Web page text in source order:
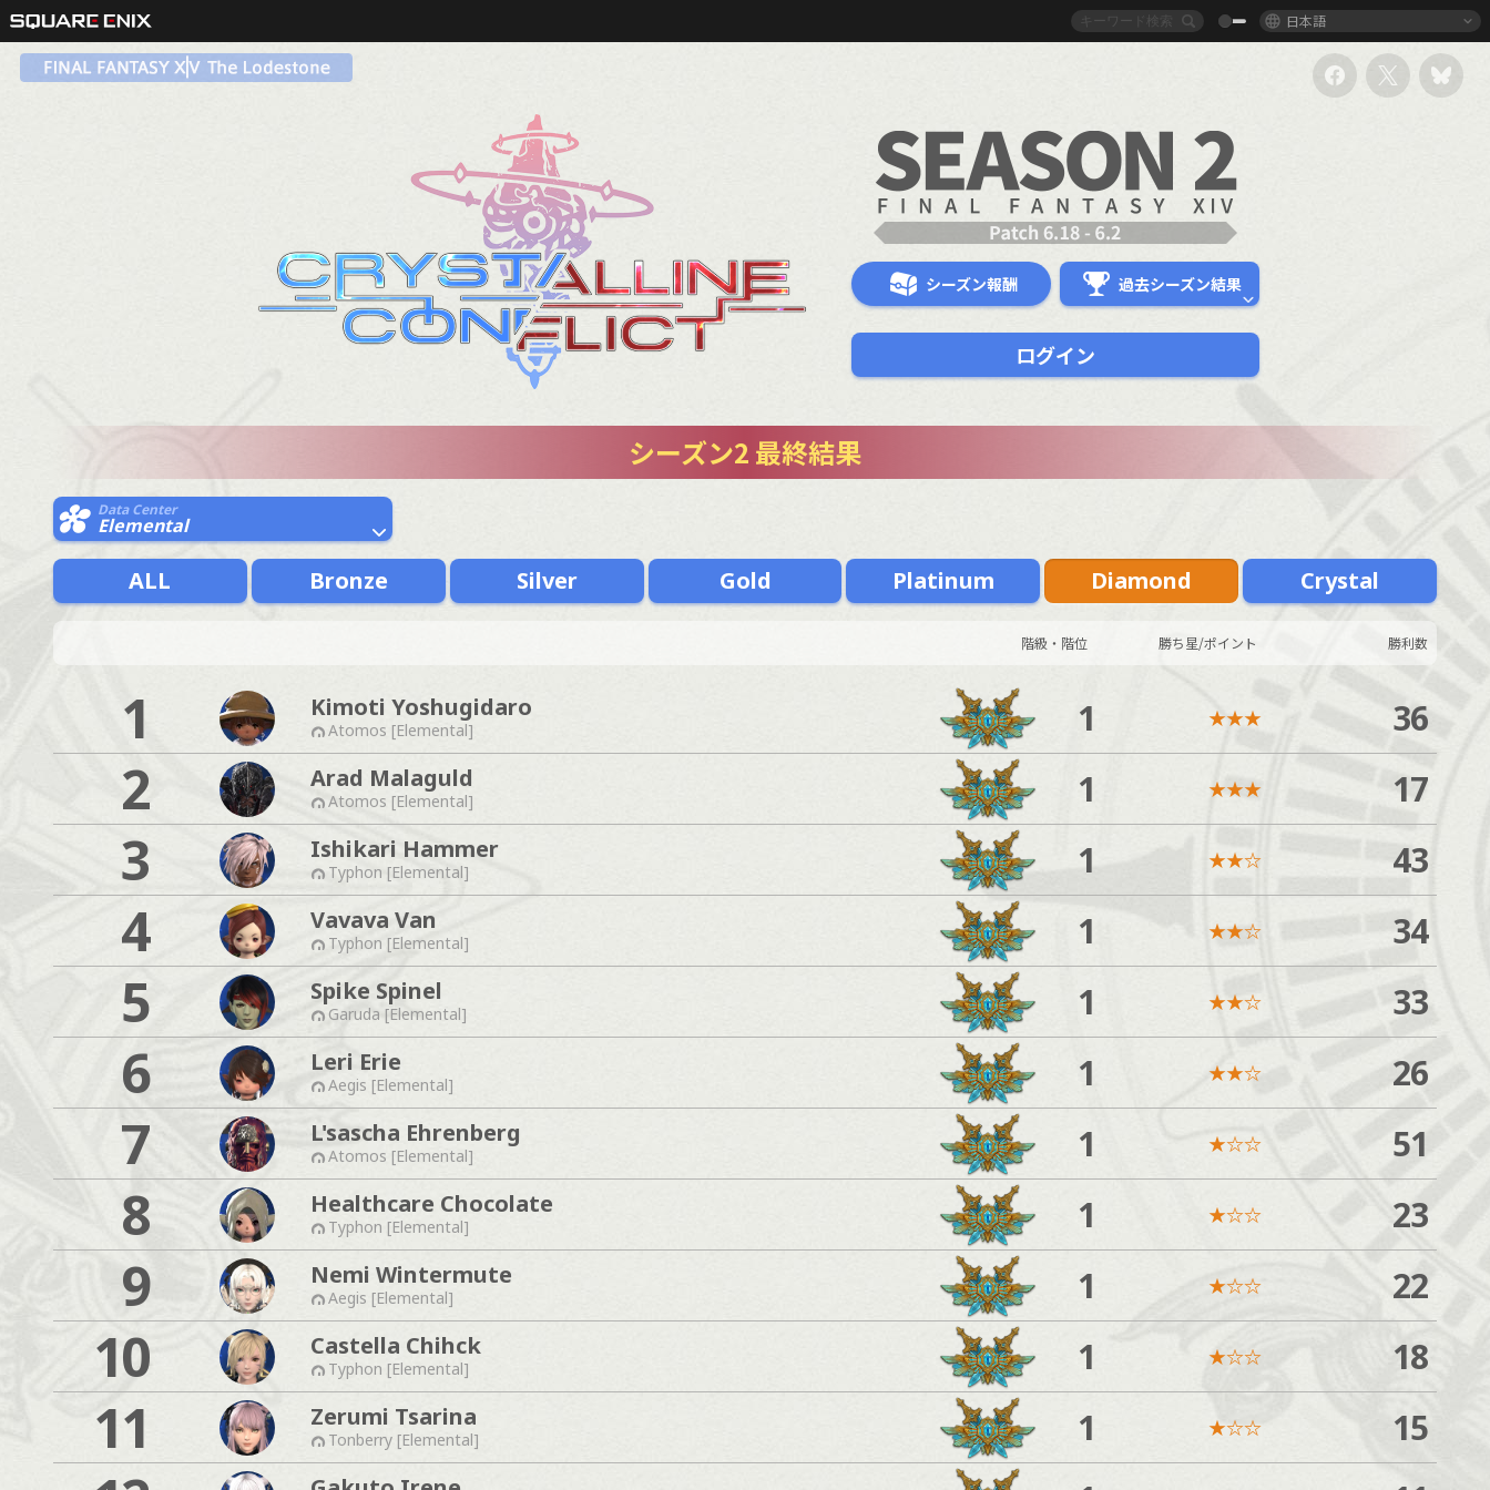
日本語
シーズン報酬 過去シーズン結果
ログイン
シーズン2 最終結果
Data Center
Elemental
ALL Bronze Silver Gold Platinum Diamond Crystal
階級・階位 勝ち星/ポイント 勝利数
1 Kimoti Yoshugidaro
Atomos [Elemental] 1 ★★★ 36
2 Arad Malaguld
Atomos [Elemental] 1 ★★★ 17
3 Ishikari Hammer
Typhon [Elemental] 1 ★★☆ 43
4 Vavava Van
Typhon [Elemental] 1 ★★☆ 34
5 Spike Spinel
Garuda [Elemental] 1 ★★☆ 33
6 Leri Erie
Aegis [Elemental] 1 ★★☆ 26
7 L'sascha Ehrenberg
Atomos [Elemental] 1 ★☆☆ 51
8 Healthcare Chocolate
Typhon [Elemental] 1 ★☆☆ 23
9 Nemi Wintermute
Aegis [Elemental] 1 ★☆☆ 22
10 Castella Chihck
Typhon [Elemental] 1 ★☆☆ 18
11 Zerumi Tsarina
Tonberry [Elemental] 1 ★☆☆ 15